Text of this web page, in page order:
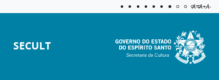
Aplicar
A=A+A-
SECULT
Secretaria da Cultura